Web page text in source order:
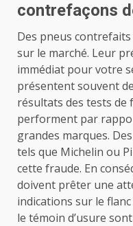
contrefaçons
Des pneus
sur le marché. Leur
immédiat pour votre
présentent souvent
résultats des tests de
performent par
grandes marques.
tels que Michelin ou
cette fraude. En
doivent prêter une
indications sur le
le témoin d’usure